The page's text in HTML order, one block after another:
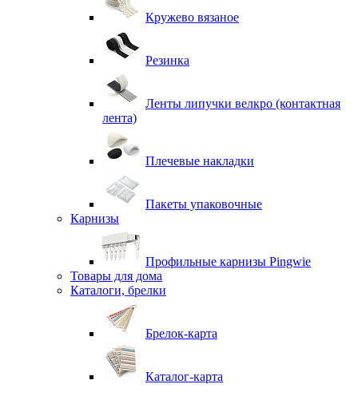
Кружево вязаное
Резинка
Ленты липучки велкро (контактная
лента)
Плечевые накладки
Пакеты упаковочные
Карнизы
Профильные карнизы Pingwie
Товары для дома
Каталоги, брелки
Брелок-карта
Каталог-карта